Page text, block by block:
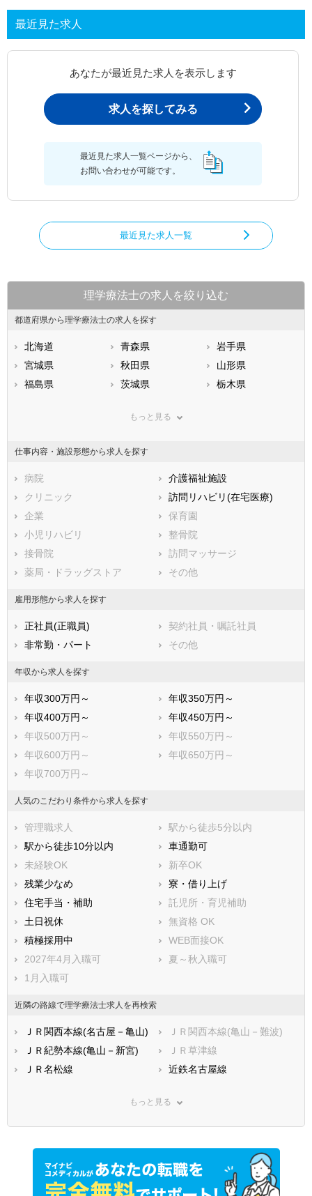
最近見た求人
あなたが最近見た求人を表示します
求人を探してみる
最近見た求人一覧ページから、
お問い合わせが可能です。
最近見た求人一覧
理学療法士の求人を絞り込む
都道府県から理学療法士の求人を探す
北海道 青森県
岩手県
宮城県
秋田県
山形県
福島県
茨城県
栃木県
神奈川県
石川県
福井県
静岡県
三重県
滋賀県
大阪府
兵庫県
鳥取県
広島県
徳島県
香川県
愛媛県
鹿児島県
もっと見る
仕事内容・施設形態から求人を探す
病院
介護福祉施設
クリニック
訪問リハビリ(在宅医療)
企業
保育園
小児リハビリ
整骨院
接骨院
訪問マッサージ
薬局・ドラッグストア
その他
雇用形態から求人を探す
正社員(正職員)
契約社員・嘱託社員
非常勤・パート
その他
年収から求人を探す
年収300万円～
年収350万円～
年収400万円～
年収450万円～
年収500万円～
年収550万円～
年収600万円～
年収650万円～
年収700万円～
人気のこだわり条件から求人を探す
管理職求人
駅から徒歩5分以内
駅から徒歩10分以内
車通勤可
未経験OK
新卒OK
残業少なめ
寮・借り上げ
住宅手当・補助
託児所・育児補助
土日祝休
無資格 OK
積極採用中
WEB面接OK
2027年4月入職可
夏～秋入職可
1月入職可
近隣の路線で理学療法士求人を再検索
ＪＲ関西本線(名古屋－亀山)
ＪＲ関西本線(亀山－難波)
ＪＲ紀勢本線(亀山－新宮)
ＪＲ草津線
ＪＲ名松線
近鉄名古屋線
近鉄志摩線
近鉄鈴鹿線
近鉄鳥羽線
三岐鉄道三岐線
三岐鉄道北勢線
もっと見る